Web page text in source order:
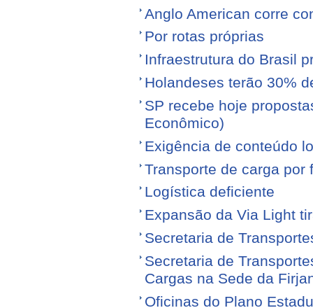
Anglo American corre
Por rotas próprias
Infraestrutura do Brasil
Holandeses terão 30%
SP recebe hoje
Econômico)
Exigência de conteúdo
Transporte de carga por
Logística deficiente
Expansão da Via Light
Secretaria de
Secretaria de
Cargas na Sede da
Oficinas do Plano